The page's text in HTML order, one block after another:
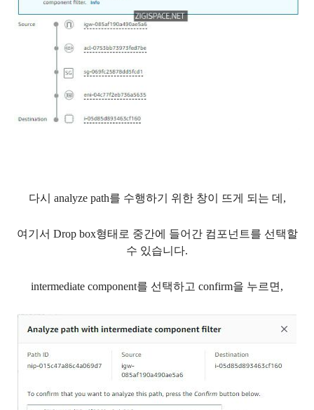
다시 analyze path를 수행하기 위한 창이 뜨게 되는 데,
여기서 Drop box형태로 중간에 들어간 컴포넌트를 선택할
수 있습니다.
intermediate component를 선택하고 confirm을 누르면,